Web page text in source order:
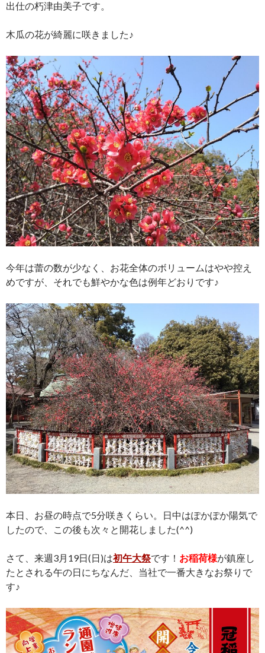
出仕の朽津由美子です。
木瓜の花が綺麗に咲きました♪
今年は蕾の数が少なく、お花全体のボリュームはやや控え
めですが、それでも鮮やかな色は例年どおりです♪
本日、お昼の時点で5分咲きくらい。日中はぽかぽか陽気で
したので、この後も次々と開花しました(^^)
さて、来週3月19日(日)は初午大祭です！ お稲荷様が鎮座し
たとされる午の日にちなんだ、当社で一番大きなお祭りで
す♪